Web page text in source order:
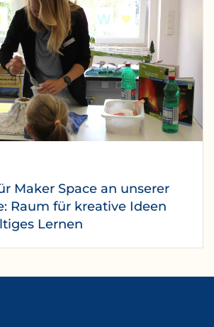
Maker Space an unserer
Raum für kreative Ideen
Lernen